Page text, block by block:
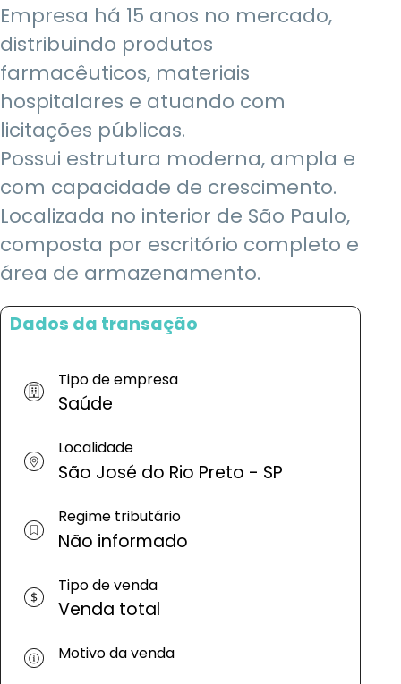
Empresa há 15 anos no mercado,
distribuindo produtos
farmacêuticos, materiais
hospitalares e atuando com
licitações públicas.
Possui estrutura moderna, ampla e
com capacidade de crescimento.
Localizada no interior de São Paulo,
composta por escritório completo e
área de armazenamento.
Dados da transação
Tipo de empresa
Saúde
Localidade
São José do Rio Preto - SP
Regime tributário
Não informado
Tipo de venda
Venda total
Motivo da venda